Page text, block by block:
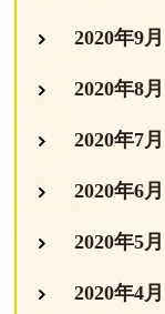
2020年9月
2020年8月
2020年7月
2020年6月
2020年5月
2020年4月